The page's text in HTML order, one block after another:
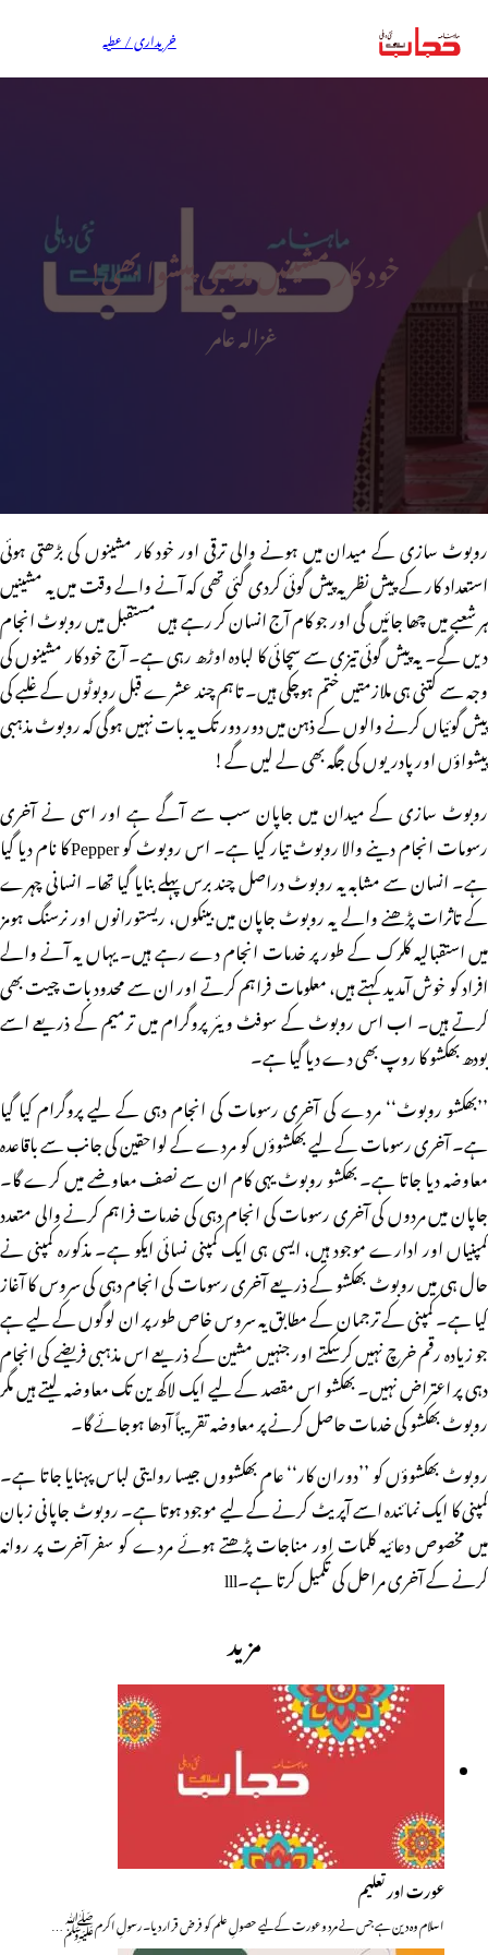
خریداری / عطیہ
خود کار مشینیں مذہبی پیشوا بھی!
غزالہ عامر
روبوٹ سازی کے میدان میں ہونے والی ترقی اور خود کار مشینوں کی بڑھتی ہوئی
استعداد کار کے پیش نظر یہ پیش گوئی کردی گئی تھی کہ آنے والے وقت میں یہ مشینیں
ہر شعبے میں چھا جائیں گی اور جو کام آج انسان کر رہے ہیں مستقبل میں روبوٹ انجام
دیں گے۔ یہ پیش گوئی تیزی سے سچائی کا لبادہ اوڑھ رہی ہے۔ آج خود کار مشینوں کی
وجہ سے کتنی ہی ملازمتیں ختم ہوچکی ہیں۔ تاہم چند عشرے قبل روبوٹوں کے غلبے کی
پیش گوئیاں کرنے والوں کے ذہن میں دور دور تک یہ بات نہیں ہوگی کہ روبوٹ مذہبی
پیشواؤں اور پادریوں کی جگہ بھی لے لیں گے!
روبوٹ سازی کے میدان میں جاپان سب سے آگے ہے اور اسی نے آخری
رسومات انجام دینے والا روبوٹ تیار کیا ہے۔ اس روبوٹ کو Pepper کا نام دیا گیا
ہے۔ انسان سے مشابہ یہ روبوٹ دراصل چند برس پہلے بنایا گیا تھا۔ انسانی چہرے
کے تاثرات پڑھنے والے یہ روبوٹ جاپان میں بینکوں، ریستورانوں اور نرسنگ ہومز
میں استقبالیہ کلرک کے طور پر خدمات انجام دے رہے ہیں۔ یہاں یہ آنے والے
افراد کو خوش آمدید کہتے ہیں، معلومات فراہم کرتے اور ان سے محدود بات چیت بھی
کرتے ہیں۔ اب اس روبوٹ کے سوفٹ ویئر پروگرام میں ترمیم کے ذریعے اسے
بودھ بھکشو کا روپ بھی دے دیا گیا ہے۔
’’بھکشو روبوٹ‘‘ مردے کی آخری رسومات کی انجام دہی کے لیے پروگرام کیا گیا
ہے۔ آخری رسومات کے لیے بھکشوؤں کو مردے کے لواحقین کی جانب سے باقاعدہ
معاوضہ دیا جاتا ہے۔ بھکشو روبوٹ یہی کام ان سے نصف معاوضے میں کرے گا۔
جاپان میں مردوں کی آخری رسومات کی انجام دہی کی خدمات فراہم کرنے والی متعدد
کمپنیاں اور ادارے موجود ہیں، ایسی ہی ایک کمپنی نسائی ایکو ہے۔ مذکورہ کمپنی نے
حال ہی میں روبوٹ بھکشو کے ذریعے آخری رسومات کی انجام دہی کی سروس کا آغاز
کیا ہے۔ کمپنی کے ترجمان کے مطابق یہ سروس خاص طور پر ان لوگوں کے لیے ہے
جو زیادہ رقم خرچ نہیں کرسکتے اور جنہیں مشین کے ذریعے اس مذہبی فریضے کی انجام
دہی پر اعتراض نہیں۔ بھکشو اس مقصد کے لیے ایک لاکھ ین تک معاوضہ لیتے ہیں مگر
روبوٹ بھکشو کی خدمات حاصل کرنے پر معاوضہ تقریباً آدھا ہوجائے گا۔
روبوٹ بھکشوؤں کو ’’دوران کار‘‘ عام بھکشووں جیسا روایتی لباس پہنایا جاتا ہے۔
کمپنی کا ایک نمائندہ اسے آپریٹ کرنے کے لیے موجود ہوتا ہے۔ روبوٹ جاپانی زبان
میں مخصوص دعائیہ کلمات اور مناجات پڑھتے ہوئے مردے کو سفر آخرت پر روانہ
کرنے کے آخری مراحل کی تکمیل کرتا ہے۔lll
مزید
عورت اور تعلیم
اسلام وہ دین ہے جس نے مرد و عورت کے لیے حصولِ علم کو فرض قرار دیا۔ رسولِ اکرم ﷺ…